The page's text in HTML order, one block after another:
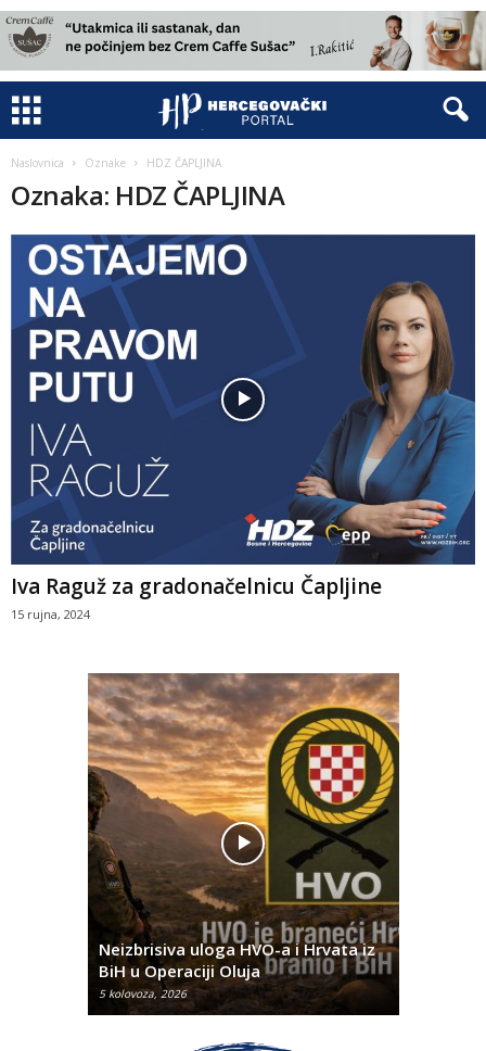
Naslovnica Oznake HDZ ČAPLJINA
Oznaka: HDZ ČAPLJINA
Iva Raguž za gradonačelnicu Čapljine
15 rujna, 2024
Neizbrisiva uloga HVO-a i Hrvata iz
BiH u Operaciji Oluja
5 kolovoza, 2026